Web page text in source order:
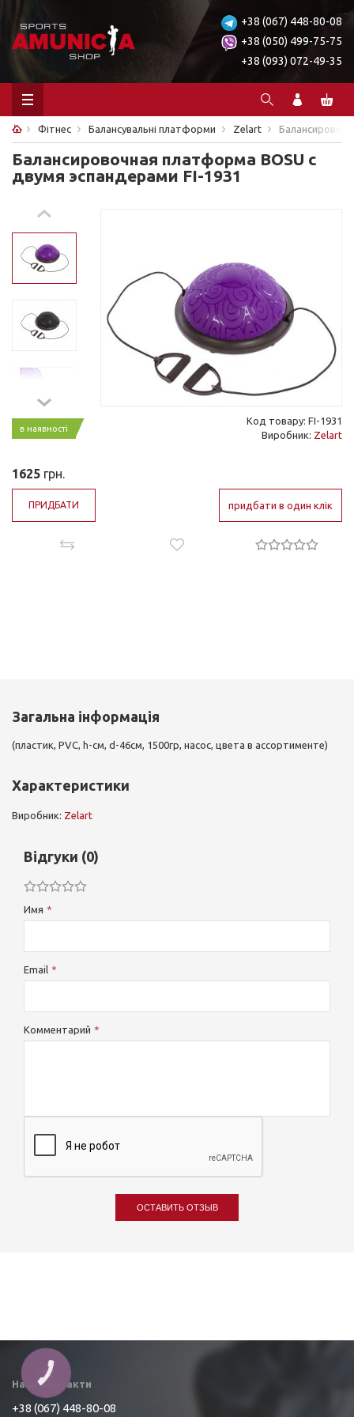
+38 (067) 448-80-08
+38 (050) 499-75-75
+38 (093) 072-49-35
Фітнес Балансувальні платформи Zelart
Балансировочная платформа BOSU с
двумя эспандерами FI-1931
в наявності
Код товару: FI-1931
Виробник: Zelart
1625 грн.
ПРИДБАТИ придбати в один клік
Загальна інформація
(пластик, PVC, h-см, d-46см, 1500гр, насос, цвета в ассортименте)
Характеристики
Виробник: Zelart
Відгуки (0)
Имя
Email
Комментарий
ОСТАВИТЬ ОТЗЫВ
Наші контакти
+38 (067) 448-80-08
КНОПКА
ЗВ'ЯЗКУ